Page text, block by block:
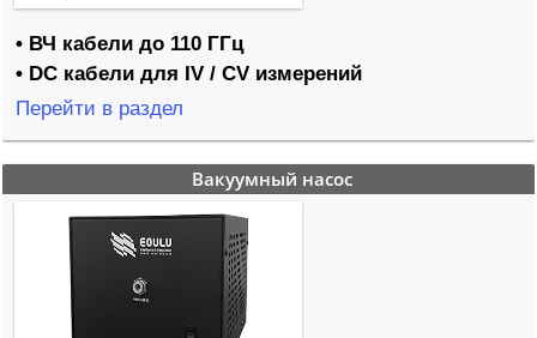
• ВЧ кабели до 110 ГГц
• DC кабели для IV / CV измерений
Перейти в раздел
Вакуумный насос